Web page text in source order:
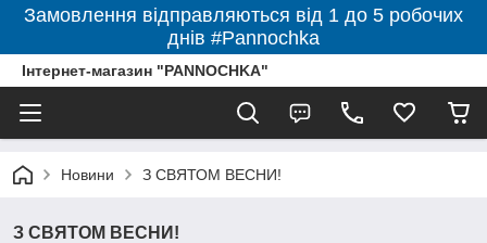
Замовлення відправляються від 1 до 5 робочих
днів #Pannochka
Інтернет-магазин "PANNOCHKA"
Новини З СВЯТОМ ВЕСНИ!
З СВЯТОМ ВЕСНИ!